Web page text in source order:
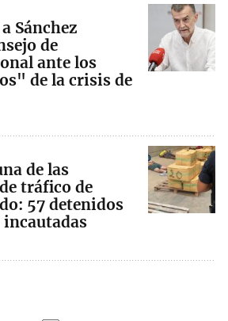
Sánchez
de
ante los
de la crisis de
de las
tráfico de
57 detenidos